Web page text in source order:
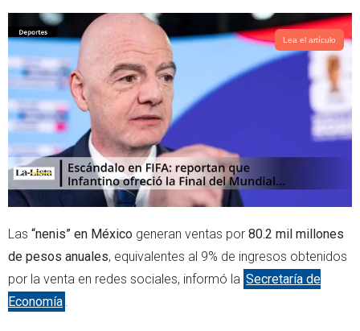
i
t
t
e
r
a
t
s
a
p
p
Lea el artículo
Las “nenis” en México generan ventas por 80.2 mil millones
de pesos anuales, equivalentes al 9% de ingresos obtenidos
por la venta en redes sociales, informó la Secretaría de
Economía